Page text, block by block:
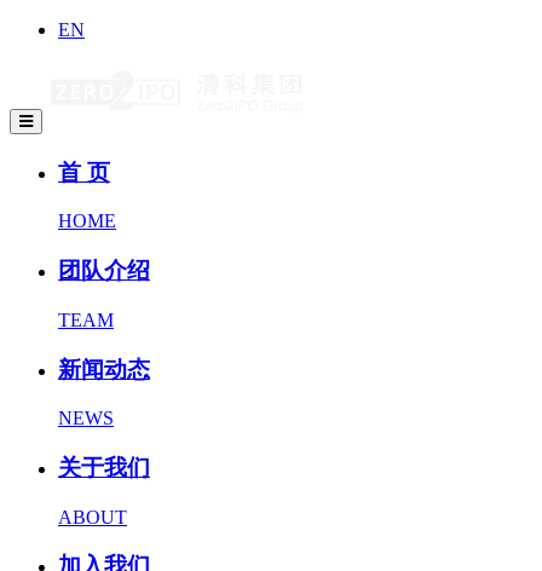
EN
首 页
HOME
团队介绍
TEAM
新闻动态
NEWS
关于我们
ABOUT